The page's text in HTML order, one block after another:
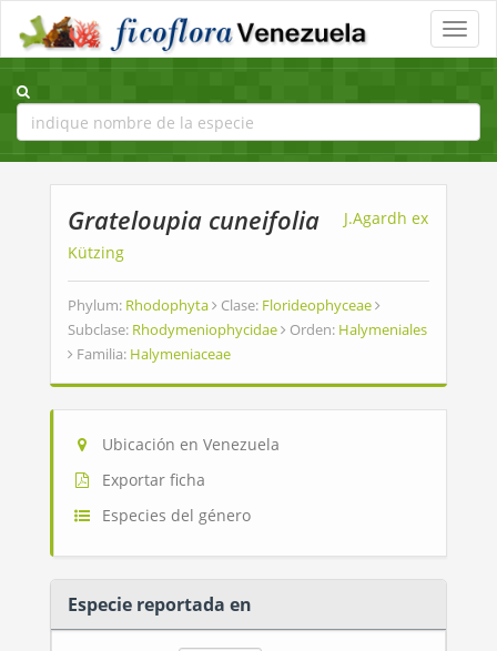
Toggle
Grateloupia cuneifolia
J.Agardh ex
Kützing
Phylum: Rhodophyta Clase: Florideophyceae
Subclase: Rhodymeniophycidae Orden: Halymeniales
Familia: Halymeniaceae
Ubicación en Venezuela
Exportar ficha
Especies del género
Especie reportada en